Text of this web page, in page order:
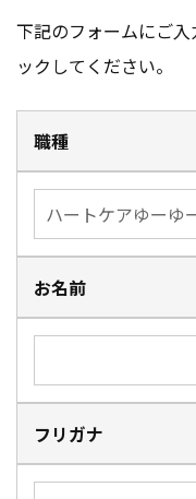
下記のフォームにご
ックしてください。
職種
お名前
フリガナ